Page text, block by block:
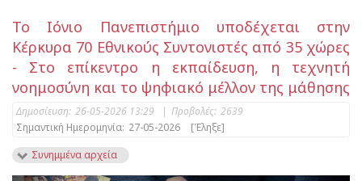
Το Ιόνιο Πανεπιστήμιο υποδέχεται στην
Κέρκυρα 70 Εθνικούς Συντονιστές από 35 χώρες
- Στο επίκεντρο η εκπαίδευση, η τεχνητή
νοημοσύνη και το ψηφιακό μέλλον της μάθησης
Δημοσίευση: 26-05-2026 13:29 | Προβολές: 2639
Σημαντική Ημερομηνία: 27-05-2026
[Έληξε]
Συνημμένα αρχεία